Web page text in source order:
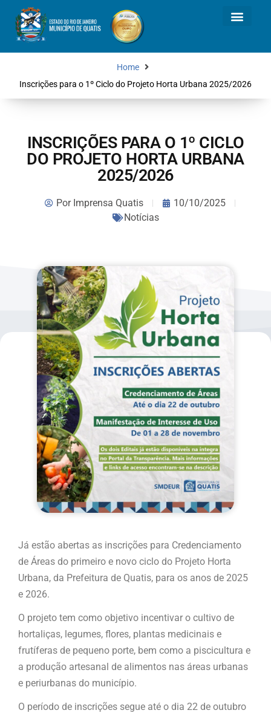
Home
Inscrições para o 1º Ciclo do Projeto Horta Urbana 2025/2026
INSCRIÇÕES PARA O 1º CICLO
DO PROJETO HORTA URBANA
2025/2026
PorImprensa Quatis
10/10/2025
Notícias
Já estão abertas as inscrições para Credenciamento
de Áreas do primeiro e novo ciclo do Projeto Horta
Urbana, da Prefeitura de Quatis, para os anos de 2025
e 2026.
O projeto tem como objetivo incentivar o cultivo de
hortaliças, legumes, flores, plantas medicinais e
frutíferas de pequeno porte, bem como a piscicultura e
a produção artesanal de alimentos nas áreas urbanas
e periurbanas do município.
O período de inscrições segue até o dia 22 de outubro